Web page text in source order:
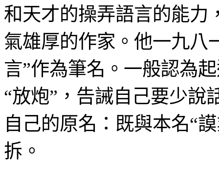
和天才的操弄語言的能力
氣雄厚的作家。他一九八
言”作為筆名。一般認為
“放炮”，告誡自己要少說
自己的原名：既與本名“
拆。